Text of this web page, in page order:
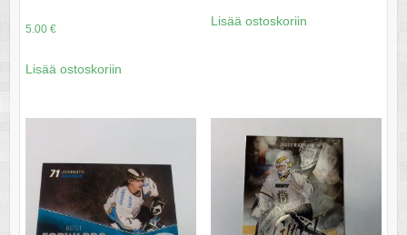
5.00 €
Lisää ostoskoriin
Lisää ostoskoriin